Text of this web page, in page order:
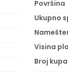
Površina
Ukupno
Visina
Broj